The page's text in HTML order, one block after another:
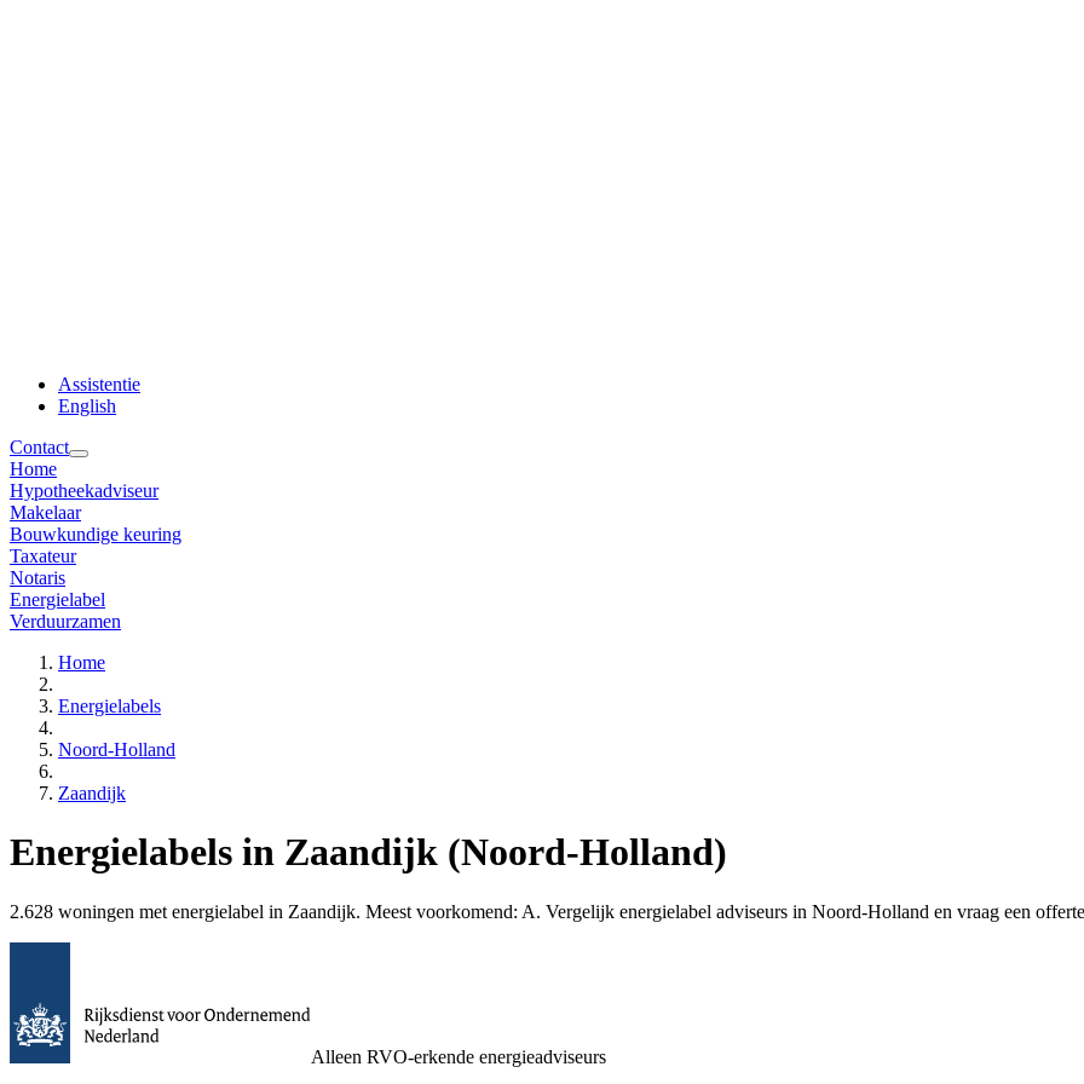
Assistentie
English
Contact
Home
Hypotheekadviseur
Makelaar
Bouwkundige keuring
Taxateur
Notaris
Energielabel
Verduurzamen
Home
Energielabels
Noord-Holland
Zaandijk
Energielabels in Zaandijk (Noord-Holland)
2.628 woningen met energielabel in Zaandijk. Meest voorkomend: A. Vergelijk energielabel adviseurs in Noord-Holland en vraag een
Alleen RVO-erkende energieadviseurs